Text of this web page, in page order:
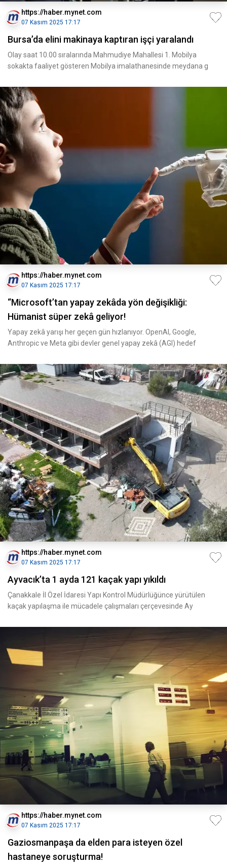
https://haber.mynet.com
07 Kasım 2025 17:17
Bursa’da elini makinaya kaptıran işçi yaralandı
Olay saat 10.00 sıralarında Mahmudiye Mahallesi 1. Mobilya
sokakta faaliyet gösteren Mobilya imalathanesinde meydana g
https://haber.mynet.com
07 Kasım 2025 17:17
“Microsoft’tan yapay zekâda yön değişikliği:
Hümanist süper zekâ geliyor!
Yapay zekâ yarışı her geçen gün hızlanıyor. OpenAI, Google,
Anthropic ve Meta gibi devler genel yapay zekâ (AGI) hedef
https://haber.mynet.com
07 Kasım 2025 17:17
Ayvacık’ta 1 ayda 121 kaçak yapı yıkıldı
Çanakkale İl Özel İdaresi Yapı Kontrol Müdürlüğünce yürütülen
kaçak yapılaşma ile mücadele çalışmaları çerçevesinde Ay
https://haber.mynet.com
07 Kasım 2025 17:17
Gaziosmanpaşa da elden para isteyen özel
hastaneye soruşturma!